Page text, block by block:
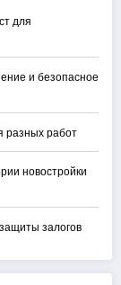
для
и безопасное
разных работ
новостройки
залогов